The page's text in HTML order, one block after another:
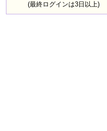
(最終ログインは3日以上)